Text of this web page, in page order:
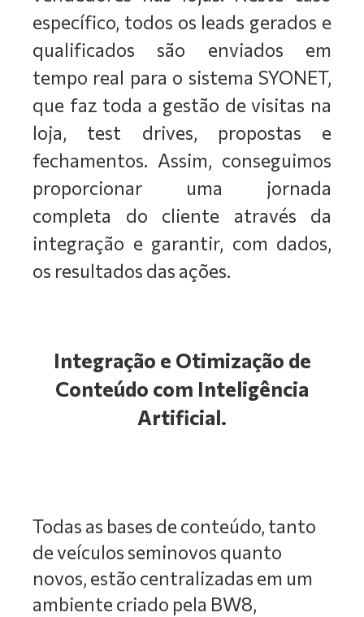
específico, todos os leads gerados e
qualificados são enviados em
tempo real para o sistema SYONET,
que faz toda a gestão de visitas na
loja, test drives, propostas e
fechamentos. Assim, conseguimos
proporcionar uma jornada
completa do cliente através da
integração e garantir, com dados,
os resultados das ações.
Integração e Otimização de
Conteúdo com Inteligência
Artificial.
Todas as bases de conteúdo, tanto
de veículos seminovos quanto
novos, estão centralizadas em um
ambiente criado pela BW8,